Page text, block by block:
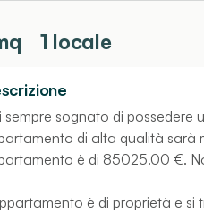
1 locale
sempre sognato di
di alta qualità sarà
è di 85025.00 €.
è di proprietà e si